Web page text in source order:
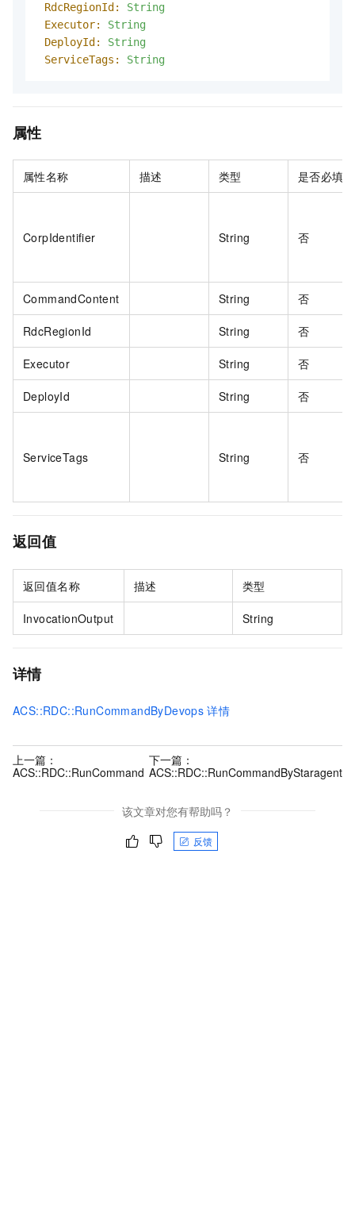
RdcRegionId:
String
Executor:
String
DeployId:
String
ServiceTags:
String
属性
属性名称 描述 类型 是否必填
CorpIdentifier String 否
CommandContent String 否
RdcRegionId String 否
Executor String 否
DeployId String 否
ServiceTags String 否
返回值
返回值名称 描述 类型
InvocationOutput String
详情
ACS::RDC::RunCommandByDevops 详情
上一篇：
ACS::RDC::RunCommand
下一篇：
ACS::RDC::RunCommandByStaragent
该文章对您有帮助吗？
反馈